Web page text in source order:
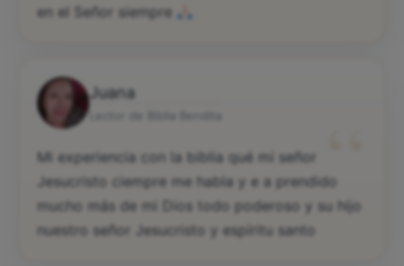
en el Señor siempre
Juana
“
Mi experiencia con la biblia qué mi señor
Jesucristo ciempre me habla y e a prendido
mucho más de mi Dios todo poderoso y su hijo
nuestro señor Jesucristo y espíritu santo